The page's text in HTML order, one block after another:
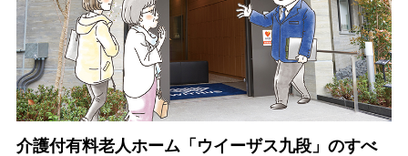
介護付有料老人ホーム「ウイーザス九段」のすべ